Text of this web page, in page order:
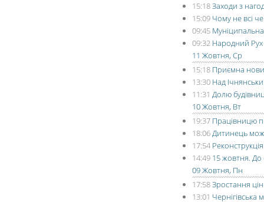
15:18Заходи з
15:09 Чому не всі
09:45
09:32 Народний Рух
11 Жовтня, Ср
15:18 Приємна
13:30 Над
11:31 Долю
10 Жовтня, Вт
19:37 Працівницю
18:06Дитинець
17:54
14:49 15 жовтня. До
09 Жовтня, Пн
17:58Зростання
13:01 Чернігівська